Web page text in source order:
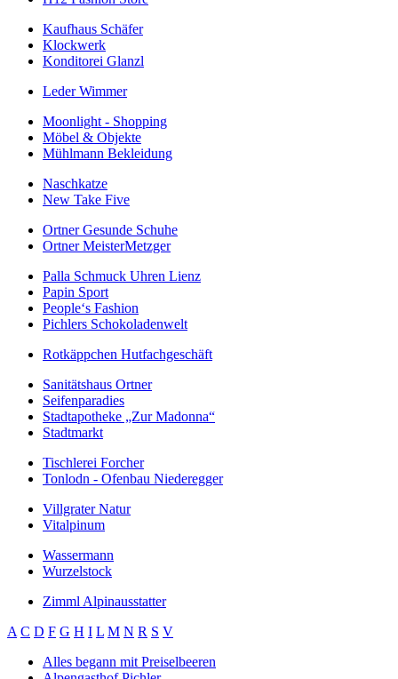
Kaufhaus Schäfer
Klockwerk
Konditorei Glanzl
Leder Wimmer
Moonlight - Shopping
Möbel & Objekte
Mühlmann Bekleidung
Naschkatze
New Take Five
Ortner Gesunde Schuhe
Ortner MeisterMetzger
Palla Schmuck Uhren Lienz
Papin Sport
People‘s Fashion
Pichlers Schokoladenwelt
Rotkäppchen Hutfachgeschäft
Sanitätshaus Ortner
Seifenparadies
Stadtapotheke „Zur Madonna“
Stadtmarkt
Tischlerei Forcher
Tonlodn - Ofenbau Niederegger
Villgrater Natur
Vitalpinum
Wassermann
Wurzelstock
Zimml Alpinausstatter
A C D F G H I L M N R S V
Alles begann mit Preiselbeeren